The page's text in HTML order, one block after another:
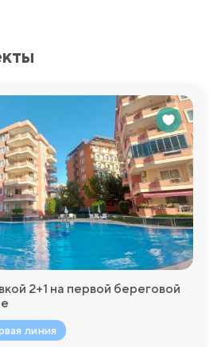
2+1 на первой береговой
линия